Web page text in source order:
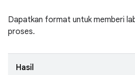
Dapatkan format untuk memberi
proses.
Hasil